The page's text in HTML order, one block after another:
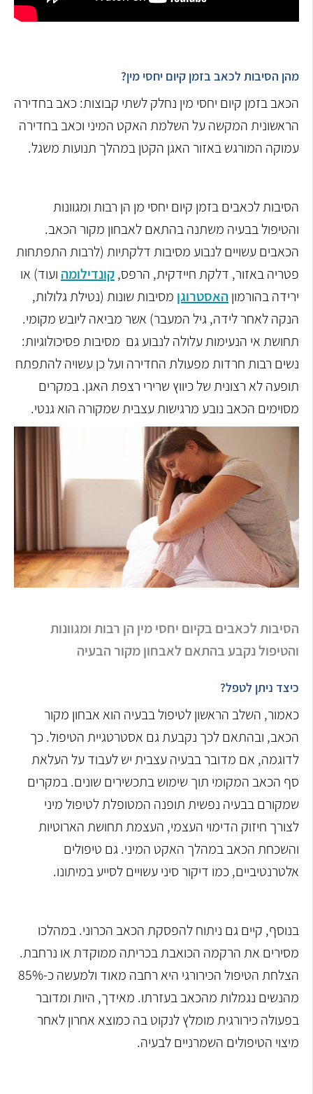
מהן הסיבות לכאב בזמן קיום יחסי מין?
הכאב בזמן קיום יחסי מין נחלק לשתי קבוצות: כאב בחדירה
הראשונית המקשה על השלמת האקט המיני וכאב בחדירה
עמוקה המורגש באזור האגן הקטן במהלך תנועות משגל.
הסיבות לכאבים בזמן קיום יחסי מן הן רבות ומגוונות
והטיפול בבעיה משתנה בהתאם לאבחון מקור הכאב.
הכאבים עשויים לנבוע מסיבות דלקתיות (לרבות התפתחות
פטריה באזור, דלקת חיידקית, הרפס,קונדילומה ועוד) או
ירידה בהורמון האסטרוגן מסיבות שונות (נטילת גלולות,
הנקה לאחר לידה, גיל המעבר) אשר מביאה ליובש מקומי.
תחושת אי הנעימות עלולה לנבוע גם מסיבות פסיכולוגיות:
נשים רבות חרדות מפעולת החדירה ועל כן עשויה להתפתח
תופעה לא רצונית של כיווץ שרירי רצפת האגן. במקרים
מסוימים הכאב נובע מרגישות עצבית שמקורה הוא גנטי.
הסיבות לכאבים בקיום יחסי מין הן רבות ומגוונות
והטיפול נקבע בהתאם לאבחון מקור הבעיה
כיצד ניתן לטפל?
כאמור, השלב הראשון לטיפול בבעיה הוא אבחון מקור
הכאב, ובהתאם לכך נקבעת גם אסטרטגיית הטיפול. כך
לדוגמה, אם מדובר בבעיה עצבית יש לעבוד על העלאת
סף הכאב המקומי תוך שימוש בתכשירים שונים. במקרים
שמקורם בבעיה נפשית תופנה המטופלת לטיפול מיני
לצורך חיזוק הדימוי העצמי, העצמת תחושת הארוטיות
והשכחת הכאב במהלך האקט המיני. גם טיפולים
אלטרנטיביים, כמו דיקור סיני עשויים לסייע במיתונו.
בנוסף, קיים גם ניתוח להפסקת הכאב הכרוני. במהלכו
מסירים את הרקמה הכואבת בכריתה ממוקדת או נרחבת.
הצלחת הטיפול הכירורגי היא רחבה מאוד ולמעשה כ-85%
מהנשים נגמלות מהכאב בעזרתו. מאידך, היות ומדובר
בפעולה כירורגית מומלץ לנקוט בה כמוצא אחרון לאחר
מיצוי הטיפולים השמרניים לבעיה.